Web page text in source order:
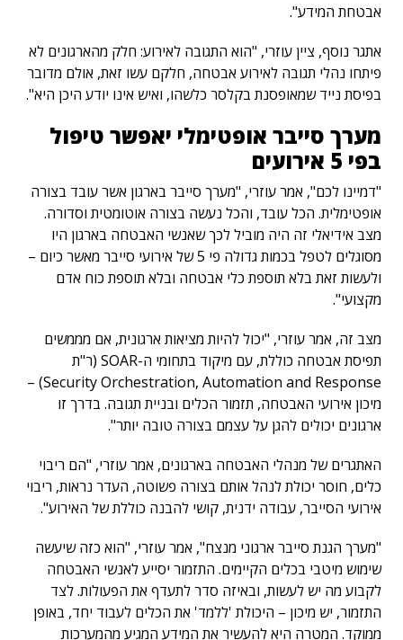
אבטחת המידע".
אתגר נוסף, ציין עוזרי, "הוא התגובה לאירוע: חלק מהארגונים לא
פיתחו נהלי תגובה לאירוע אבטחה, חלקם עשו זאת, אולם מדובר
בפיסת נייד שמאופסנת בקלסר כלשהו, ואיש אינו יודע היכן היא".
מערך סייבר אופטימלי יאפשר טיפול
בפי 5 אירועים
"דמיינו לכם", אמר עוזרי, "מערך סייבר בארגון אשר עובד בצורה
אופטימלית. הכל עובד, והכל נעשה בצורה אוטומטית וסדורה.
מצב אידיאלי זה היה מוביל לכך שאנשי האבטחה בארגון היו
מסוגלים לטפל בכמות גדולה פי 5 של אירועי סייבר מאשר כיום –
ולעשות זאת בלא תוספת כלי אבטחה ובלא תוספת כוח אדם
מקצועי".
מצב זה, אמר עוזרי, "יכול להיות מציאות ארגונית, אם מממשים
תפיסת אבטחה כוללת, עם מיקוד בתחומי ה-SOAR (ר"ת
Security Orchestration, Automation and Response) –
מיכון אירועי האבטחה, תזמור הכלים ובניית תגובה. בדרך זו
ארגונים יכולים להגן על עצמם בצורה טובה יותר".
האתגרים של מנהלי האבטחה בארגונים, אמר עוזרי, "הם ריבוי
כלים, חוסר יכולת לנהל אותם בצורה פשוטה, העדר נראות, ריבוי
אירועי הסייבר, עבודה ידנית, קושי להבנה כוללת של האירוע".
"מערך הגנת סייבר ארגוני מנצח", אמר עוזרי, "הוא כזה שיעשה
שימוש מיטבי בכלים הקיימים. התזמור יסייע לאנשי האבטחה
לקבוע מה יש לעשות, ובאיזה סדר לתעדף את הפעולות. לצד
התזמור, יש מיכון – היכולת 'ללמד' את הכלים לעבוד יחד, באופן
ממוקד. המטרה היא להעשיר את המידע המגיע מהמערכות